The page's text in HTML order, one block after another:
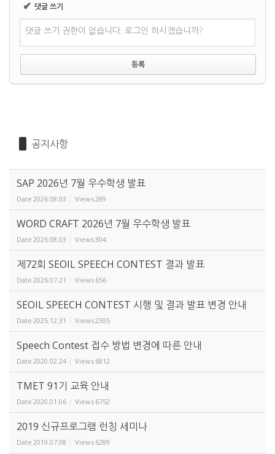
✔ 댓글 쓰기
댓글 쓰기 권한이 없습니다. 로그인 하시겠습니까?
공지사항
SAP 2026년 7월 우수학생 발표
Date 2026.08.03 Views289
WORD CRAFT 2026년 7월 우수학생 발표
Date 2026.08.03 Views304
제72회 SEOIL SPEECH CONTEST 결과 발표
Date 2026.07.21 Views 656
SEOIL SPEECH CONTEST 시행 및 결과 발표 변경 안내
Date 2025.12.31 Views2305
Speech Contest 접수 방법 변경에 따른 안내
Date 2020.02.24 Views 6812
TMET 91기 교육 안내
Date 2020.01.06 Views 6752
2019 신규프로그램 런칭 세미나
Date 2019.07.08 Views 6289